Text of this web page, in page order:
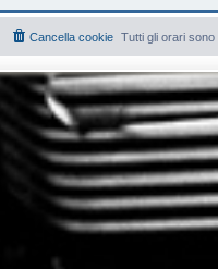
Tutti gli orari sono
Cancella cookie